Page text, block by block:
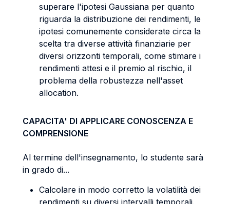
superare l'ipotesi Gaussiana per quanto
riguarda la distribuzione dei rendimenti, le
ipotesi comunemente considerate circa la
scelta tra diverse attività finanziarie per
diversi orizzonti temporali, come stimare i
rendimenti attesi e il premio al rischio, il
problema della robustezza nell'asset
allocation.
CAPACITA' DI APPLICARE CONOSCENZA E
COMPRENSIONE
Al termine dell'insegnamento, lo studente sarà
in grado di...
Calcolare in modo corretto la volatilità dei
rendimenti su diversi intervalli temporali.